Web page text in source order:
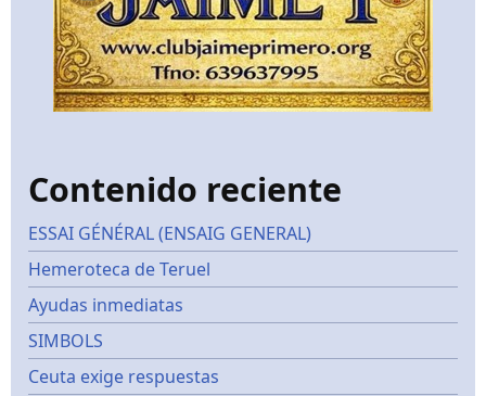
Contenido reciente
ESSAI GÉNÉRAL (ENSAIG GENERAL)
Hemeroteca de Teruel
Ayudas inmediatas
SIMBOLS
Ceuta exige respuestas